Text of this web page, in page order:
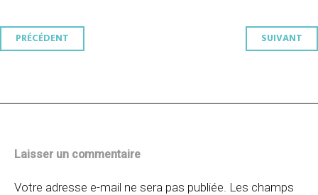
Navigation
PRÉCÉDENT SUIVANT
Laisser un commentaire
Votre adresse e-mail ne sera pas publiée. Les champs